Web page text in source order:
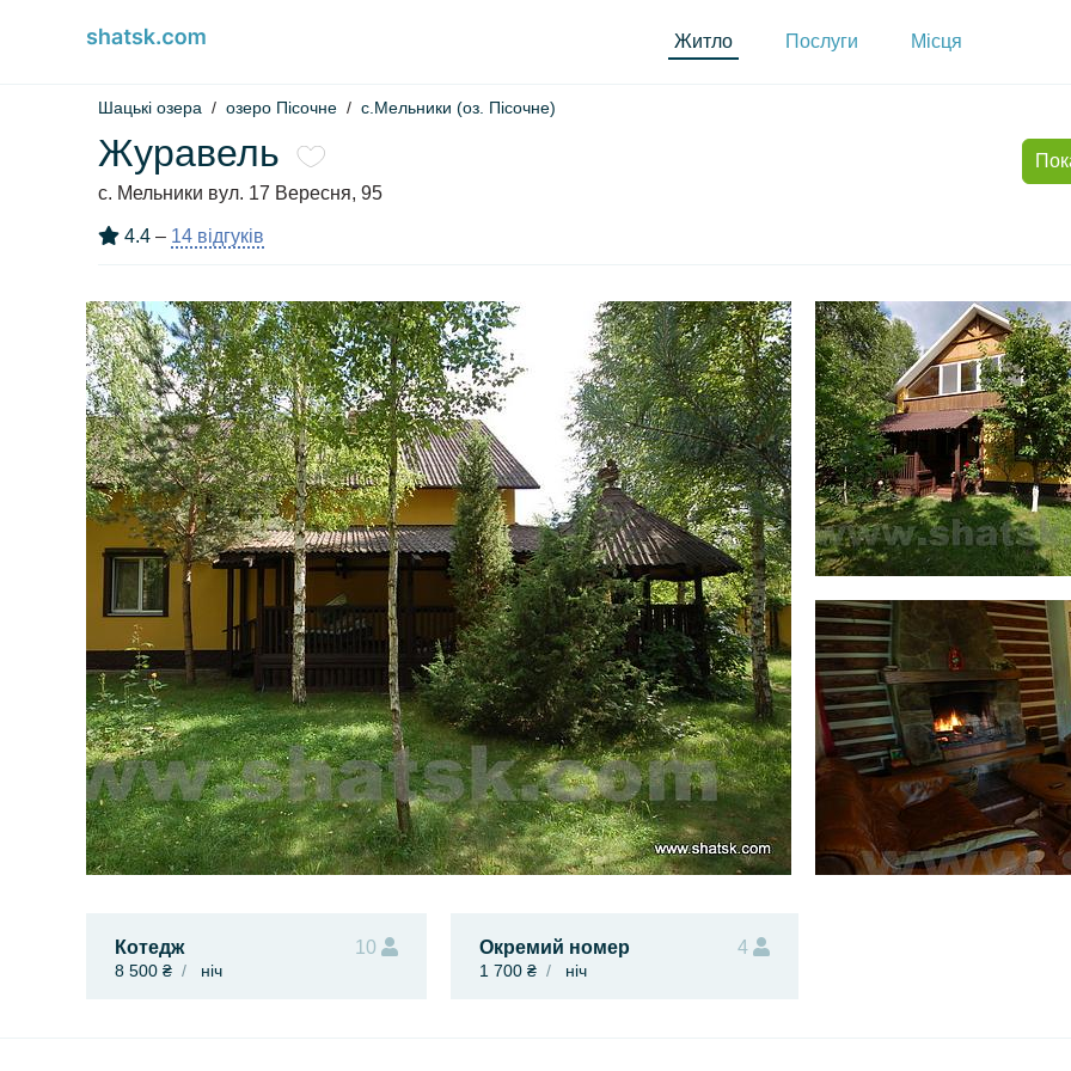
Житло Послуги Місця
Шацькі озера озеро Пісочне с.Мельники (оз. Пісочне)
Журавель
с. Мельники вул. 17 Вересня, 95
4.4 – 14 відгуків
Котедж 10
8 500 ₴ ніч
Окремий номер 4
1 700 ₴ ніч